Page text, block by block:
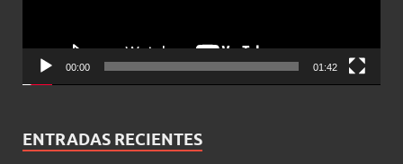
00:00 01:42
ENTRADAS RECIENTES